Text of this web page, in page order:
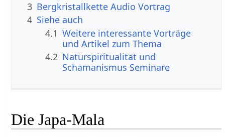
3 Bergkristallkette Audio Vortrag
4 Siehe auch
4.1 Weitere interessante Vorträge
und Artikel zum Thema
4.2 Naturspiritualität und
Schamanismus Seminare
Die Japa-Mala